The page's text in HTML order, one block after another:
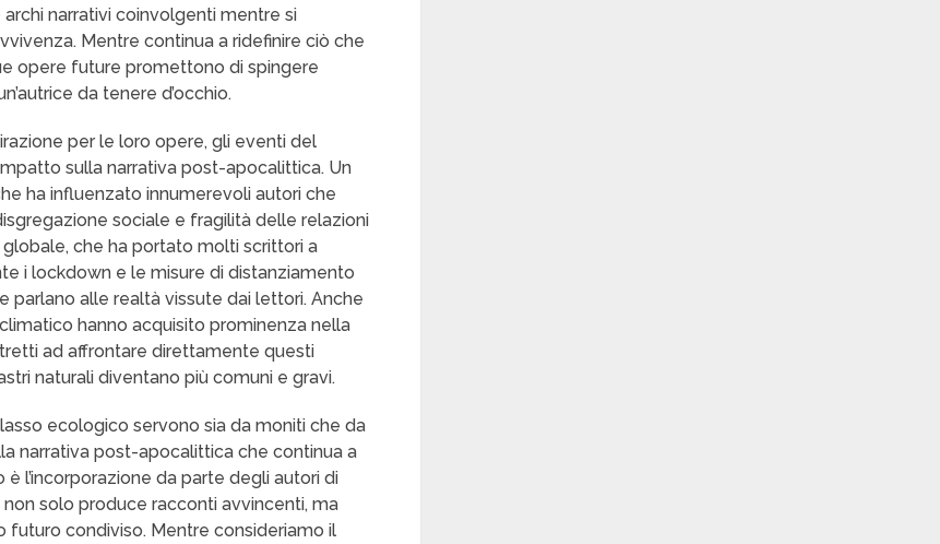
narrativi coinvolgenti mentre si
Mentre continua a ridefinire ciò che
opere future promettono di spingere
da tenere d’occhio.
per le loro opere, gli eventi del
sulla narrativa post-apocalittica. Un
ha influenzato innumerevoli autori che
sociale e fragilità delle relazioni
che ha portato molti scrittori a
i lockdown e le misure di distanziamento
parlano alle realtà vissute dai lettori. Anche
hanno acquisito prominenza nella
ad affrontare direttamente questi
naturali diventano più comuni e gravi.
ecologico servono sia da moniti che da
narrativa post-apocalittica che continua a
l’incorporazione da parte degli autori di
solo produce racconti avvincenti, ma
futuro condiviso. Mentre consideriamo il